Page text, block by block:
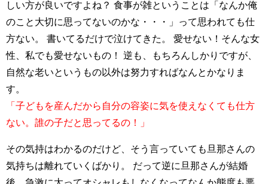
しい方が良いですよね？ 食事が雑ということは「なんか俺
のこと大切に思ってないのかな・・・」って思われても仕
方ない。 書いてるだけで泣けてきた。 愛せない！そんな女
性、私でも愛せないもの！ 逆も、もちろんしかりですが、
自然な老いというもの以外は努力すればなんとかなりま
す。
「子どもを産んだから自分の容姿に気を使えなくても仕方
ない。誰の子だと思ってるの！」
その気持はわかるのだけど、そう言っていても旦那さんの
気持ちは離れていくばかり。 だって逆に旦那さんが結婚
後、急激に太ってオシャレもしなくなってなんか態度も悪